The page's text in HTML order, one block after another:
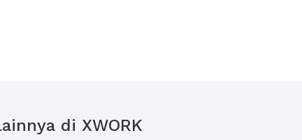
di XWORK